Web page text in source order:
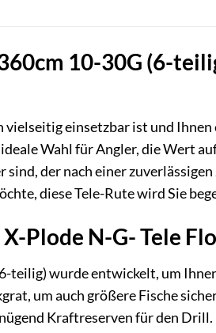
10-30G (6-
vielseitig einsetzbar ist und
Wahl für Angler, die Wert
sind, der nach einer
diese Tele-Rute wird Sie
Plode N-G- Tele
teilig) wurde entwickelt, um
um auch größere Fische
Kraftreserven für den